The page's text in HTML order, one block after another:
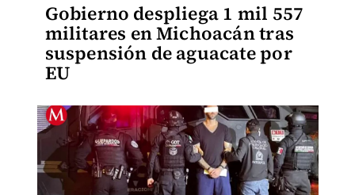
Gobierno despliega 1 mil 557
militares en Michoacán tras
suspensión de aguacate por
EU